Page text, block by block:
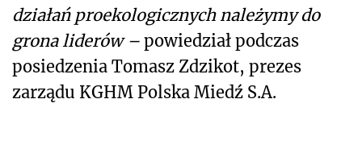
działań proekologicznych należymy do
grona liderów – powiedział podczas
posiedzenia Tomasz Zdzikot, prezes
zarządu KGHM Polska Miedź S.A.